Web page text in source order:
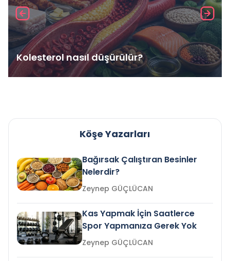
Kolesterol nasıl düşürülür?
Köşe Yazarları
Bağırsak Çalıştıran Besinler
Nelerdir?
Zeynep GÜÇLÜCAN
Kas Yapmak İçin Saatlerce
Spor Yapmanıza Gerek Yok
Zeynep GÜÇLÜCAN